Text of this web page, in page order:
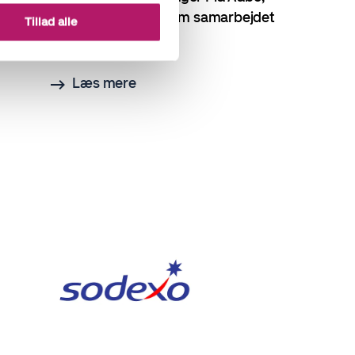
Tillad alle
Gertsen & Olufsen, om samarbejdet
med Accountor
Læs mere